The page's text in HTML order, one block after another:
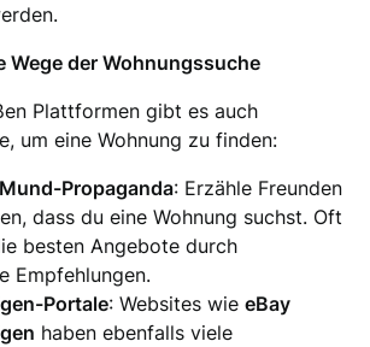
Wege der Wohnungssuche
Plattformen gibt es auch
um eine Wohnung zu finden:
Propaganda: Erzähle Freunden
dass du eine Wohnung suchst. Oft
besten Angebote durch
Empfehlungen.
Portale: Websites wieeBay
haben ebenfalls viele